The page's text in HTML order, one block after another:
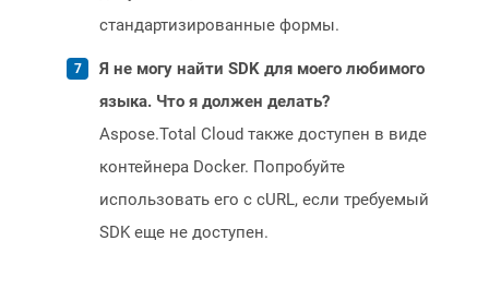
стандартизированные формы.
Я не могу найти SDK для моего любимого
языка. Что я должен делать?
Aspose.Total Cloud также доступен в виде
контейнера Docker. Попробуйте
использовать его с cURL, если требуемый
SDK еще не доступен.